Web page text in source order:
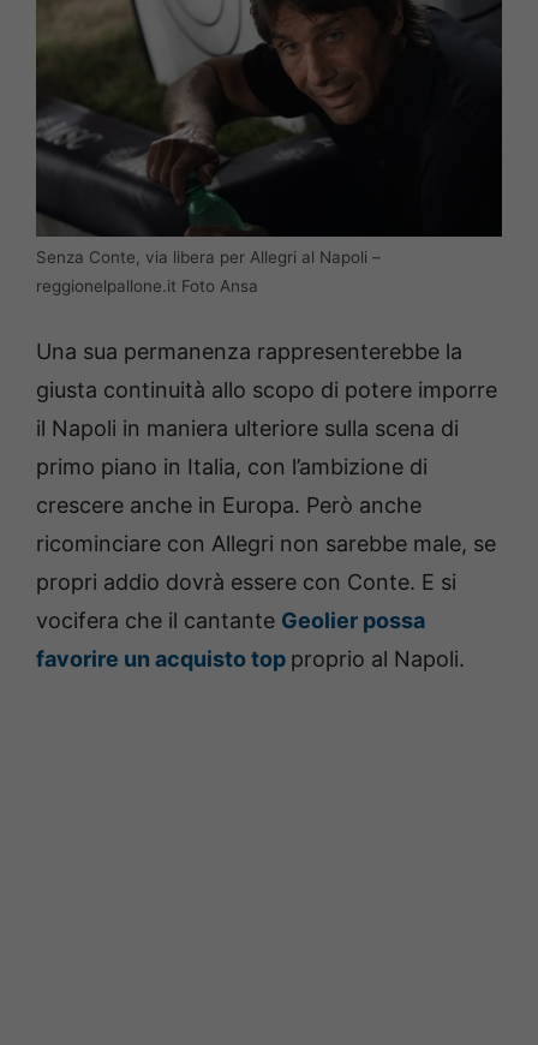
Senza Conte, via libera per Allegri al Napoli –
reggionelpallone.it Foto Ansa
Una sua permanenza rappresenterebbe la
giusta continuità allo scopo di potere imporre
il Napoli in maniera ulteriore sulla scena di
primo piano in Italia, con l’ambizione di
crescere anche in Europa. Però anche
ricominciare con Allegri non sarebbe male, se
propri addio dovrà essere con Conte. E si
vocifera che il cantante Geolier possa
favorire un acquisto top proprio al Napoli.